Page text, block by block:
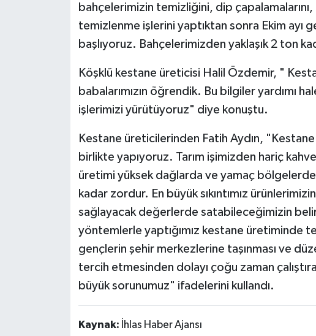
bahçelerimizin temizliğini, dip çapalamalarını,
temizlenme işlerini yaptıktan sonra Ekim ayı
başlıyoruz. Bahçelerimizden yaklaşık 2 ton
Köşklü kestane üreticisi Halil Özdemir, "
babalarımızın öğrendik. Bu bilgiler yardımı
işlerimizi yürütüyoruz" diye konuştu.
Kestane üreticilerinden Fatih Aydın,
birlikte yapıyoruz. Tarım işimizden hariç
üretimi yüksek dağlarda ve yamaç bölgelerde
kadar zordur. En büyük sıkıntımız
sağlayacak değerlerde satabileceğimizin
yöntemlerle yaptığımız kestane üretiminde
gençlerin şehir merkezlerine taşınması ve
tercih etmesinden dolayı çoğu zaman
büyük sorunumuz" ifadelerini kullandı.
Kaynak: İhlas Haber Ajansı